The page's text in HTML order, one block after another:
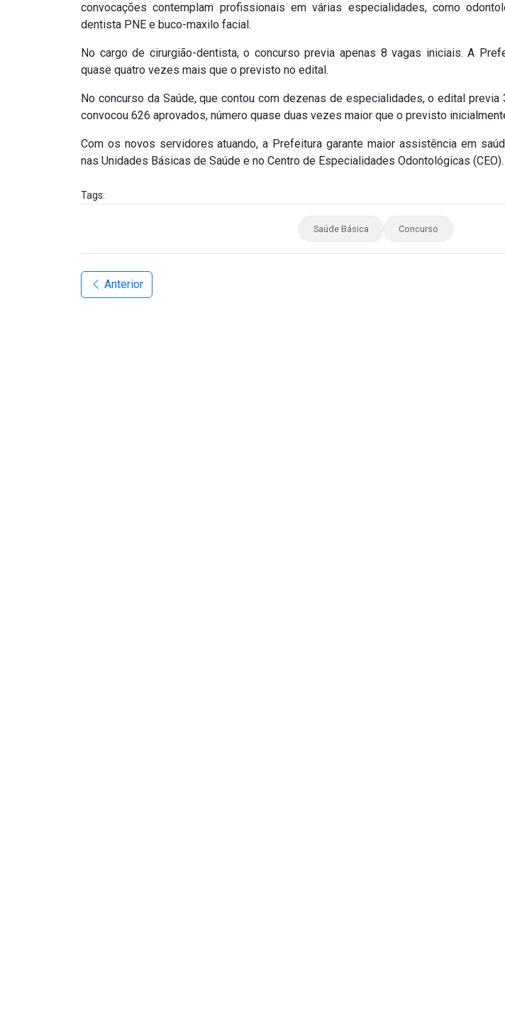
convocações contemplam profissionais em várias especialidades, como
dentista PNE e buco-maxilo facial.
No cargo de cirurgião-dentista, o concurso previa apenas 8 vagas iniciais. A
quase quatro vezes mais que o previsto no edital.
No concurso da Saúde, que contou com dezenas de especialidades, o edital
convocou 626 aprovados, número quase duas vezes maior que o previsto
Com os novos servidores atuando, a Prefeitura garante maior assistência em
nas Unidades Básicas de Saúde e no Centro de Especialidades Odontológicas (CEO).
Tags:
Saúde Básica Concurso
Anterior